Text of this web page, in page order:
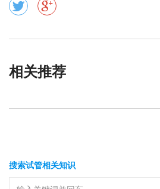
相关推荐
搜索试管相关知识